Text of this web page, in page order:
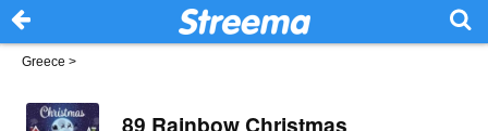
Greece >
89 Rainbow Christmas